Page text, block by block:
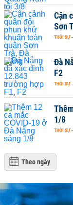
Cận
Sơn
THỜI SỰ -
Đà
F2
THỜI SỰ -
1/8
THỜI SỰ -
Theo ngày